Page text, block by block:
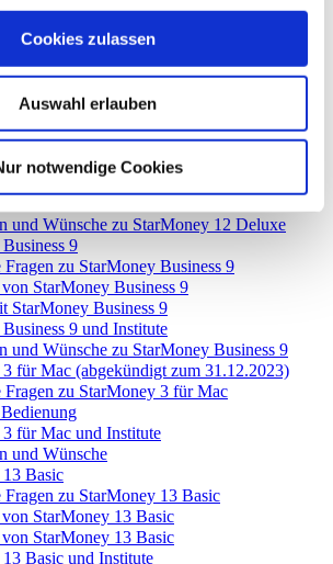
Cookies zulassen
Auswahl erlauben
notwendige Cookies
zu StarMoney 12 Basic
StarMoney 12 Basic
Basic und Institute
und Wünsche zu StarMoney 12 Basic
zu StarMoney 12 Deluxe
StarMoney 12 Deluxe
StarMoney 12 Deluxe
Wünsche zu StarMoney 12 Deluxe
9
zu StarMoney Business 9
StarMoney Business 9
Business 9
9 und Institute
Wünsche zu StarMoney Business 9
für Mac (abgekündigt zum 31.12.2023)
zu StarMoney 3 für Mac
für Mac und Institute
und Wünsche
Basic
zu StarMoney 13 Basic
StarMoney 13 Basic
StarMoney 13 Basic
Basic und Institute